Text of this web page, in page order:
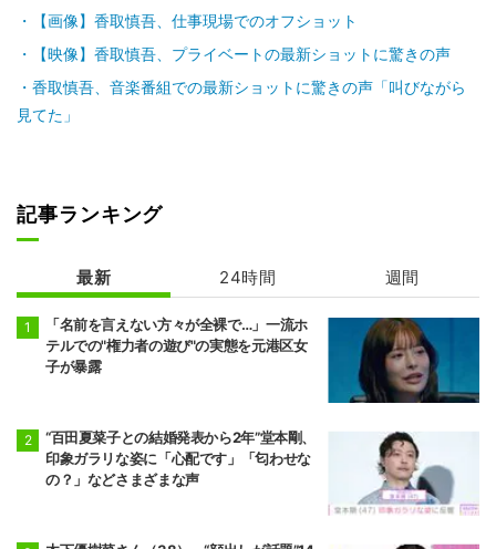
【画像】香取慎吾、仕事現場でのオフショット
【映像】香取慎吾、プライベートの最新ショットに驚きの声
香取慎吾、音楽番組での最新ショットに驚きの声「叫びながら
見てた」
記事ランキング
最新 24時間 週間
「名前を言えない方々が全裸で…」一流ホ
テルでの"権力者の遊び"の実態を元港区女
子が暴露
“百田夏菜子との結婚発表から2年”堂本剛、
印象ガラリな姿に「心配です」「匂わせな
の？」などさまざまな声